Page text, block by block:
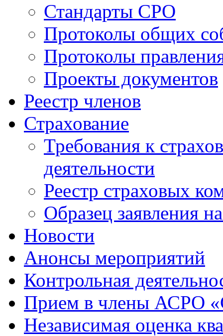
Стандарты СРО
Протоколы общих
Протоколы
Проекты документов
Реестр членов
Страхование
Требования к
деятельности
Реестр страховых
Образец заявления
Новости
Анонсы мероприятий
Контрольная
Прием в члены АСРО
Независимая оценка